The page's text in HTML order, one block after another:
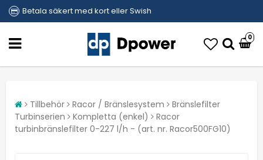
Betala säkert med kort eller Swish
0
Tillbehör Racor / Bränslesystem
Bränslefilter
Turbinserien
Kompletta (enkel)
Racor
turbinbränslefilter 0-227 l/h - (art. nr. Racor500FG10)